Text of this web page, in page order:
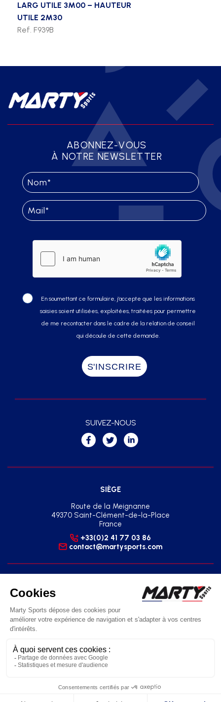
LARG UTILE 3M00 – HAUTEUR
UTILE 2M30
Ref. F939B
ABONNEZ-VOUS
À NOTRE NEWSLETTER
En soumettant ce formulaire, j’accepte que les informations
saisies soient utilisées, exploitées, traitées pour permettre
de me recontacter dans le cadre de la relation de conseil
qui découle de cette demande.
SIÈGE
Route de la Meignanne
49370 Saint-Clément-de-la-Place
France
+33(0)2 41 77 03 86
contact@martysports.com
AGENCE RÉGIONALE SUD-EST
2 Square du Sud - Zone Pôle 2000
07130 Saint-Péray
France
SUIVEZ-NOUS